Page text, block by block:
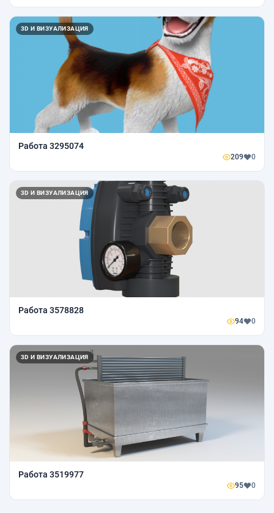
3D И ВИЗУАЛИЗАЦИЯ
Работа 3295074
209 0
3D И ВИЗУАЛИЗАЦИЯ
Работа 3578828
94 0
3D И ВИЗУАЛИЗАЦИЯ
Работа 3519977
95 0